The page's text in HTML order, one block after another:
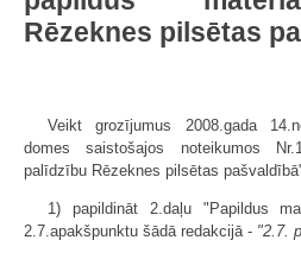
Rēzeknes pilsētas
Veikt grozījumus 2008.gada
domes saistošajos noteikumos
palīdzību Rēzeknes pilsētas
1) papildināt 2.daļu "Papildus
2.7.apakšpunktu šādā redakcijā - "2.7.